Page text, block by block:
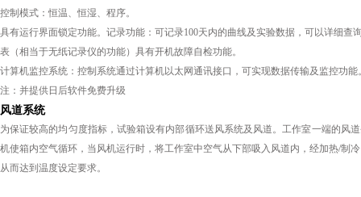
控制模式：恒温、恒湿、程序。
具有运行界面锁定功能。记录功能：可记录100天内的曲线及实验数据，可以详细
表（相当于无纸记录仪的功能）具有开机故障自检功能。
计算机监控系统：控制系统通过计算机以太网通讯接口，可实现数据传输及监控功能
注：并提供日后软件免费升级
风道系统
为保证较高的均匀度指标，试验箱设有内部循环送风系统及风道。工作室一端的风
机使箱内空气循环，当风机运行时，将工作室中空气从下部吸入风道内，经加热/制
从而达到温度设定要求。